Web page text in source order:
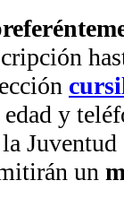
y
un